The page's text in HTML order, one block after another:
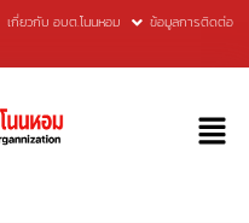
เกี่ยวกับ อบต.โนนหอม ข้อมูลการติดต่อ